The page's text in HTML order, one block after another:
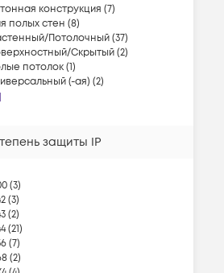
конструкция (7)
полых стен (8)
Потолочный (37)
Скрытый (2)
потолок (1)
(-ая) (2)
защиты IP
(3)
(3)
(2)
(21)
(7)
(2)